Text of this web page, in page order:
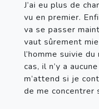
J’ai eu plus de
vu en premier.
va se passer
vaut sûrement
l’homme suivie
cas, il n’y a
m’attend si je
de me concentrer